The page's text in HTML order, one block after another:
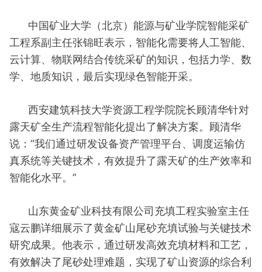
中国矿业大学（北京）能源与矿业学院智能采矿
工程系副主任张锦旺表示，智能化需要将人工智能、
云计算、物联网结合传统采矿的知识，包括力学、数
学、地质知识，最后实现绿色智能开采。
西安建筑科技大学资源工程学院院长顾清华针对
露天矿全生产流程智能化提出了解决方案。顾清华
说：“我们通过研发设备资产管理平台、调度运输仿
真系统等关键技术，有效提升了露天矿的生产效率和
智能化水平。”
山东黄金矿业科技有限公司充填工程实验室主任
寇云鹏详细展示了黄金矿山尾砂充填试验与关键技术
研究成果。他表示，通过研发高效充填材料和工艺，
有效解决了尾砂处理难题，实现了矿山资源的综合利